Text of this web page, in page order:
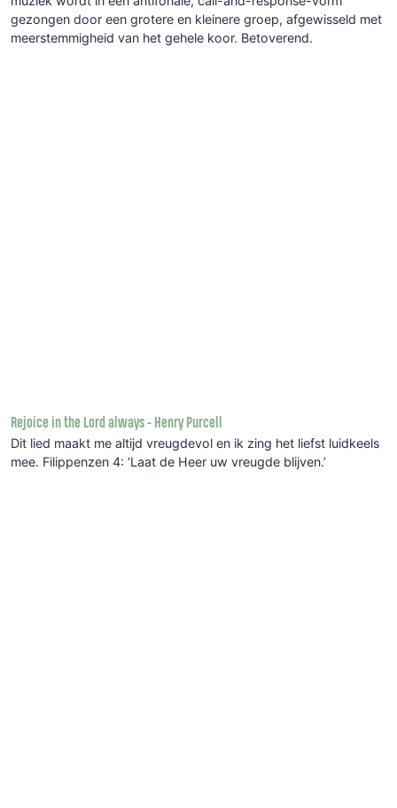
gezongen door een grotere en kleinere groep, afgewisseld met
meerstemmigheid van het gehele koor. Betoverend.
Rejoice in the Lord always - Henry Purcell
Dit lied maakt me altijd vreugdevol en ik zing het liefst luidkeels
mee. Filippenzen 4: ‘Laat de Heer uw vreugde blijven.’